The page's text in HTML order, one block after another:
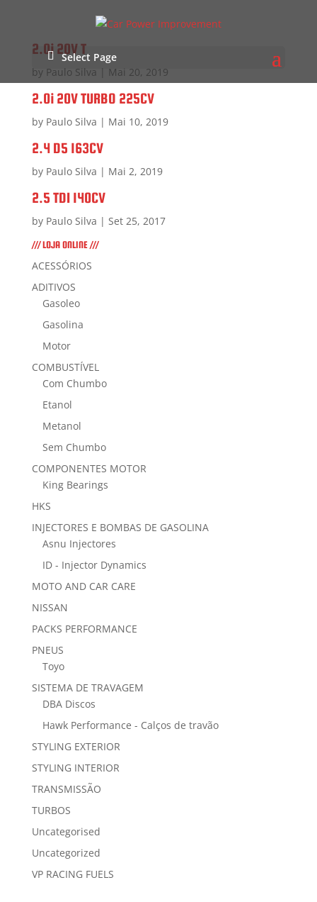
Select Page
2.0i 20V T
by Paulo Silva Mai 20, 2019
2.0i 20V TURBO 225CV
by Paulo Silva | Mai 10, 2019
2.4 D5 163CV
by Paulo Silva | Mai 2, 2019
2.5 TDI 140CV
by Paulo Silva | Set 25, 2017
/// LOJA ONLINE ///
ACESSÓRIOS
ADITIVOS
Gasoleo
Gasolina
Motor
COMBUSTÍVEL
Com Chumbo
Etanol
Metanol
Sem Chumbo
COMPONENTES MOTOR
King Bearings
HKS
INJECTORES E BOMBAS DE GASOLINA
Asnu Injectores
ID - Injector Dynamics
MOTO AND CAR CARE
NISSAN
PACKS PERFORMANCE
PNEUS
Toyo
SISTEMA DE TRAVAGEM
DBA Discos
Hawk Performance - Calços de travão
STYLING EXTERIOR
STYLING INTERIOR
TRANSMISSÃO
TURBOS
Uncategorised
Uncategorized
VP RACING FUELS